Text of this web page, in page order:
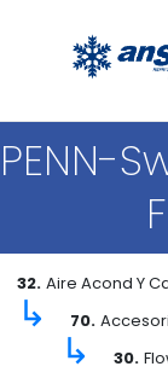
PENN-
32. Aire Acond Y
↳ 70.
↳ 30.